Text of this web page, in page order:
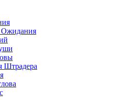
Штрадера